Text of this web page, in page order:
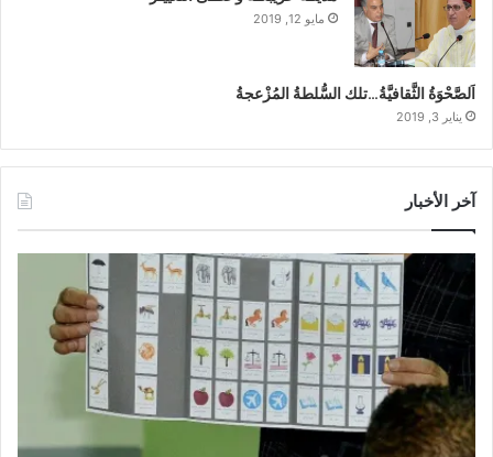
مايو 12, 2019
اَلصَّحْوَةُ الثَّقافيَّةُ…تلك السُّلطةُ المُزْعجةُ
يناير 3, 2019
آخر الأخبار